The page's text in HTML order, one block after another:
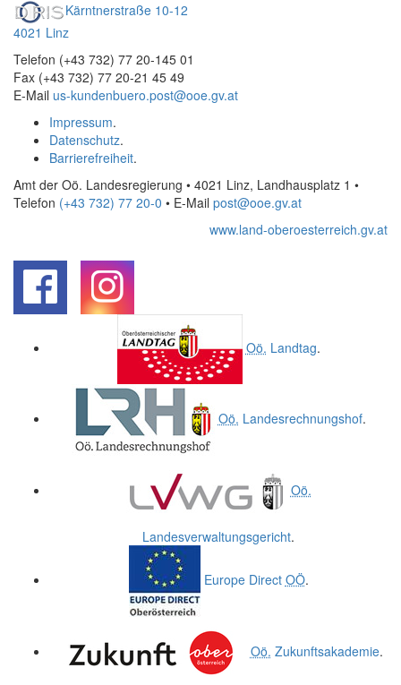
Kärntnerstraße 10-12
4021 Linz
Telefon (+43 732) 77 20-145 01
Fax (+43 732) 77 20-21 45 49
E-Mail us-kundenbuero.post@ooe.gv.at
Impressum.
Datenschutz.
Barrierefreiheit.
Amt der Oö. Landesregierung • 4021 Linz, Landhausplatz 1 •
Telefon (+43 732) 77 20-0 • E-Mail post@ooe.gv.at
www.land-oberoesterreich.gv.at
Oö. Landtag.
Oö. Landesrechnungshof.
Oö.
Landesverwaltungsgericht.
Europe Direct OÖ.
Oö. Zukunftsakademie.